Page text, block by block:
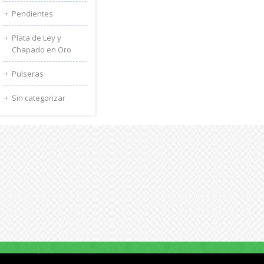
Pendientes
Plata de Ley y
Chapado en Oro
Pulseras
Sin categorizar
y Condiciones Política de privacidad Wishlist